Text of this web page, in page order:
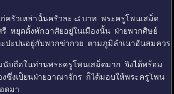
ครัวเหล่านั้นครัวละ ๘ บาท พระครูโพนเสม็ด
หยุดตั้งพักอาศัยอยู่ในเมืองนั้น ฝ่ายพวกศิษย์
ปะปนอยู่กับพวกข่ากวย ตามภูมิลำเนาอันสมควร
บถือในท่านพระครูโพนเสม็ดมาก จึงได้พร้อม
ซึ่งเป็ยนฝ่ายอาณาจักร ก็ได้มอบให้พระครูโพน
ดมา